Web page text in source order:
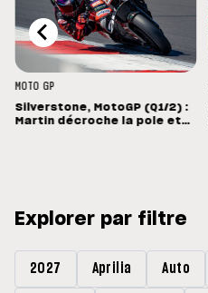
MOTO GP
Silverstone, MotoGP (Q1/2) :
Martin décroche la pole et
Explorer par filtre
2027 Aprilia Auto